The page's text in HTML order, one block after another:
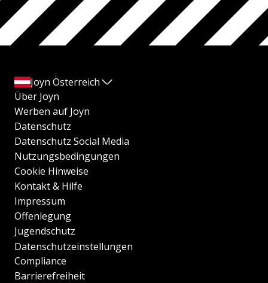
Joyn Österreich
Über Joyn
Werben auf Joyn
Datenschutz
Datenschutz Social Media
Nutzungsbedingungen
Cookie Hinweise
Kontakt & Hilfe
Impressum
Offenlegung
Jugendschutz
Datenschutzeinstellungen
Compliance
Barrierefreiheit